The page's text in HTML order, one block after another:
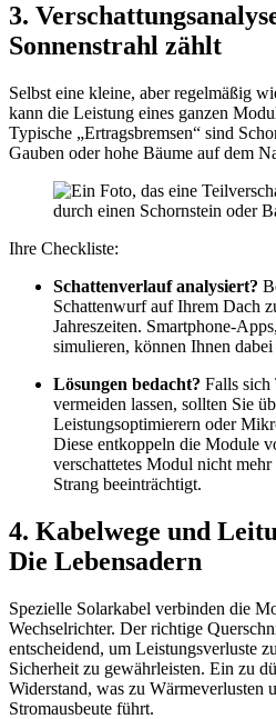
3.
Sonnenstrahl zählt
Selbst eine kleine, aber regelmäßig
kann die Leistung eines ganzen
Typische „Ertragsbremsen“ sind
Gauben oder hohe Bäume auf dem
Ihre Checkliste:
Schattenverlauf analysiert?
Schattenwurf auf Ihrem Dach
Jahreszeiten. Smartphone-
simulieren, können Ihnen dabei
Lösungen bedacht? Falls sich
vermeiden lassen, sollten Sie
Leistungsoptimierern oder
Diese entkoppeln die Module
verschattetes Modul nicht
Strang beeinträchtigt.
4. Kabelwege und
Die Lebensadern
Spezielle Solarkabel verbinden die
Wechselrichter. Der richtige
entscheidend, um Leistungsverluste
Sicherheit zu gewährleisten. Ein zu
Widerstand, was zu Wärmeverlusten
Stromausbeute führt.